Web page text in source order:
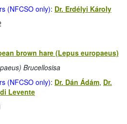
(NFCSO only): Dr. Erdélyi Károly
brown hare (Lepus europaeus)
Brucellosisa
(NFCSO only): Dr. Dán Ádám, Dr.
Levente